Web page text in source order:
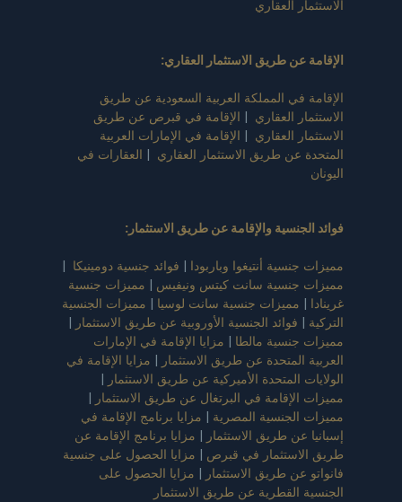
عن طريق الاستثمار العقاري:
في المملكة العربية السعودية عن طريق
|الإقامة في قبرص عن طريق
|الإقامة في الإمارات العربية
عن طريق الاستثمار العقاري |العقارات في
والإقامة عن طريق الاستثمار:
أنتيغوا وباربودا|فوائد جنسية دومينيكا|
جنسية سانت كيتس ونيفيس|مميزات جنسية
مميزات جنسية سانت لوسيا|مميزات الجنسية
فوائد الجنسية الأوروبية عن طريق الاستثمار|
جنسية مالطا| مزايا الإقامة في الإمارات
المتحدة عن طريق الاستثمار| مزايا الإقامة في
المتحدة الأميركية عن طريق الاستثمار|
في البرتغال عن طريق الاستثمار|
الجنسية المصرية|مزايا برنامج الإقامة في
عن طريق الاستثمار| مزايا برنامج الإقامة عن
في قبرص|مزايا الحصول على جنسية
عن طريق الاستثمار| مزايا الحصول على
القطرية عن طريق الاستثمار